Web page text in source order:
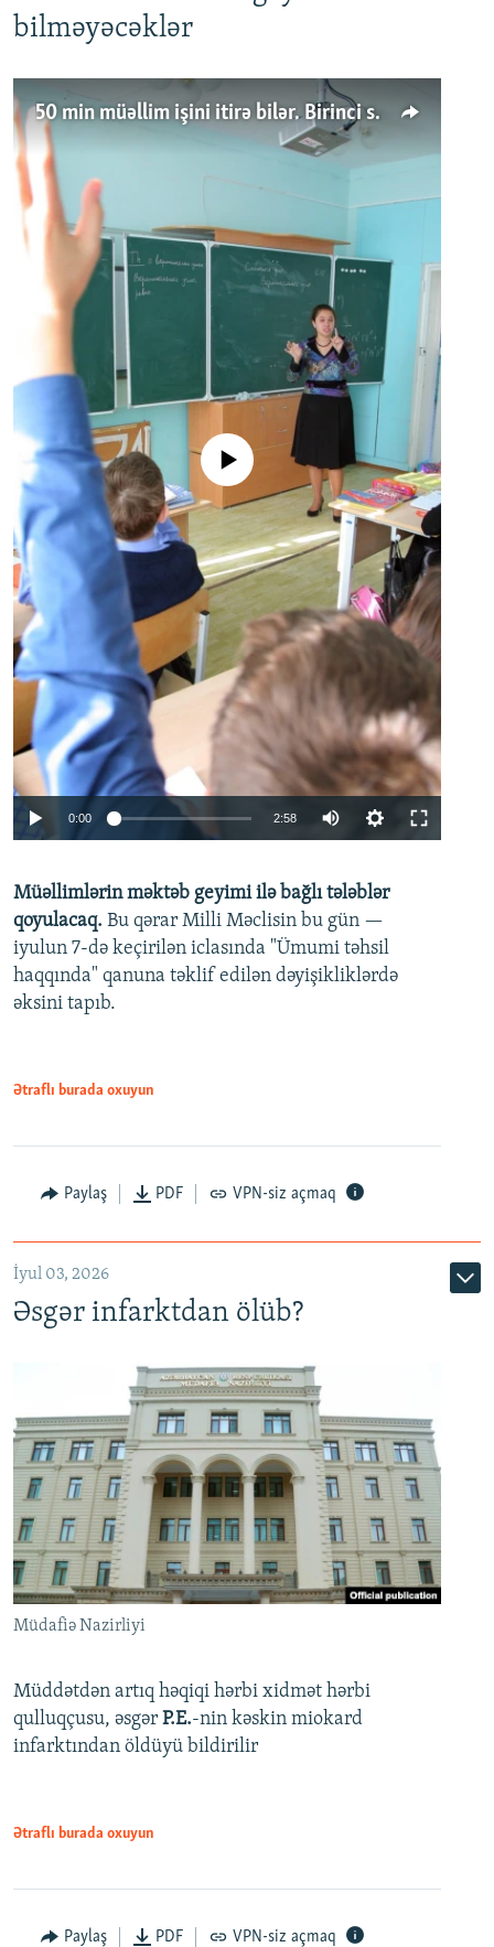
bilməyəcəklər
50 min müəllim işini itirə bilər. Birinci sinfə gedənlər azalır
Auto 240p 360p 480p
720p 1080p
No media source currently available
0:00 2:58
360p
480p
720p
Müəllimlərin məktəb geyimi ilə bağlı tələblər
qoyulacaq. Bu qərar Milli Məclisin bu gün —
iyulun 7-də keçirilən iclasında "Ümumi təhsil
haqqında" qanuna təklif edilən dəyişikliklərdə
əksini tapıb.
Ətraflı burada oxuyun
Paylaş PDF VPN-siz açmaq
İyul 03, 2026
Əsgər infarktdan ölüb?
Müdafiə Nazirliyi
Müddətdən artıq həqiqi hərbi xidmət hərbi
qulluqçusu, əsgər P.E.-nin kəskin miokard
infarktından öldüyü bildirilir
Ətraflı burada oxuyun
Paylaş PDF VPN-siz açmaq